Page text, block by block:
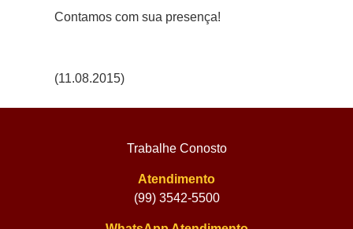
Contamos com sua presença!
(11.08.2015)
Trabalhe Conosto
Atendimento
(99) 3542-5500